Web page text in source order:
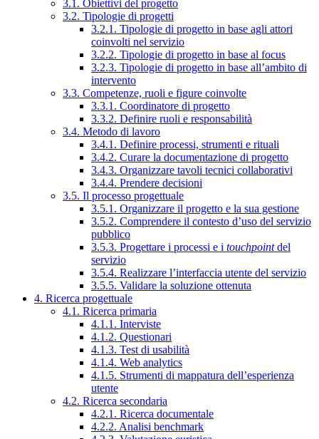
3.1. Obiettivi del progetto
3.2. Tipologie di progetti
3.2.1. Tipologie di progetto in base agli attori
coinvolti nel servizio
3.2.2. Tipologie di progetto in base al focus
3.2.3. Tipologie di progetto in base all’ambito di
intervento
3.3. Competenze, ruoli e figure coinvolte
3.3.1. Coordinatore di progetto
3.3.2. Definire ruoli e responsabilità
3.4. Metodo di lavoro
3.4.1. Definire processi, strumenti e rituali
3.4.2. Curare la documentazione di progetto
3.4.3. Organizzare tavoli tecnici collaborativi
3.4.4. Prendere decisioni
3.5. Il processo progettuale
3.5.1. Organizzare il progetto e la sua gestione
3.5.2. Comprendere il contesto d’uso del servizio
pubblico
3.5.3. Progettare i processi e i touchpointdel
servizio
3.5.4. Realizzare l’interfaccia utente del servizio
3.5.5. Validare la soluzione ottenuta
4. Ricerca progettuale
4.1. Ricerca primaria
4.1.1. Interviste
4.1.2. Questionari
4.1.3. Test di usabilità
4.1.4. Web analytics
4.1.5. Strumenti di mappatura dell’esperienza
utente
4.2. Ricerca secondaria
4.2.1. Ricerca documentale
4.2.2. Analisi benchmark